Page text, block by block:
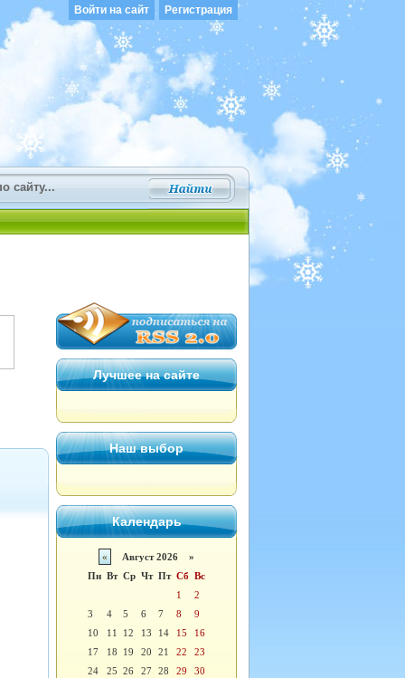
Войти на сайт Регистрация
Лучшее на сайте
Наш выбор
Календарь
«
Август 2026 »
Пн Вт Ср Чт Пт Сб Вс
1
2
3
4 5 6 7 8
9
10
11 12 13 14 15
16
17
18 19 20 21 22
23
24
25 26 27 28 29
30